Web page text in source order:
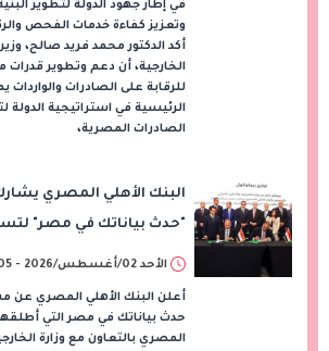
في إطار جهود الدولة لتطوير
وتعزيز كفاءة خدمات الفحص
أكد الدكتور محمد فريد صالح، وزير
الخارجية، أن دعم وتطوير قدرات
للرقابة على الصادرات والواردات
الرئيسية في استراتيجية الدولة
الصادرات المصرية،
البنك الأهلي المصري
"حدث بياناتك في مصر"
بيانات المصريين بالخارج
الأحد 02/أغسطس/2026 - 07:05 م
أعلن البنك الأهلي المصري عن
حدث بياناتك في مصر التي
المصري بالتعاون مع وزارة